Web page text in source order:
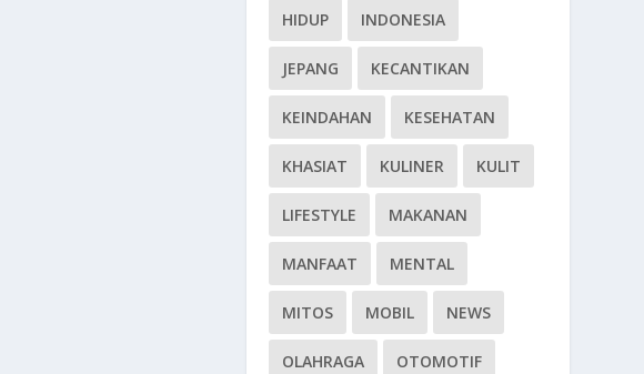
HIDUP INDONESIA
JEPANG KECANTIKAN
KEINDAHAN KESEHATAN
KHASIAT KULINER KULIT
LIFESTYLE MAKANAN
MANFAAT MENTAL
MITOS MOBIL NEWS
OLAHRAGA OTOMOTIF